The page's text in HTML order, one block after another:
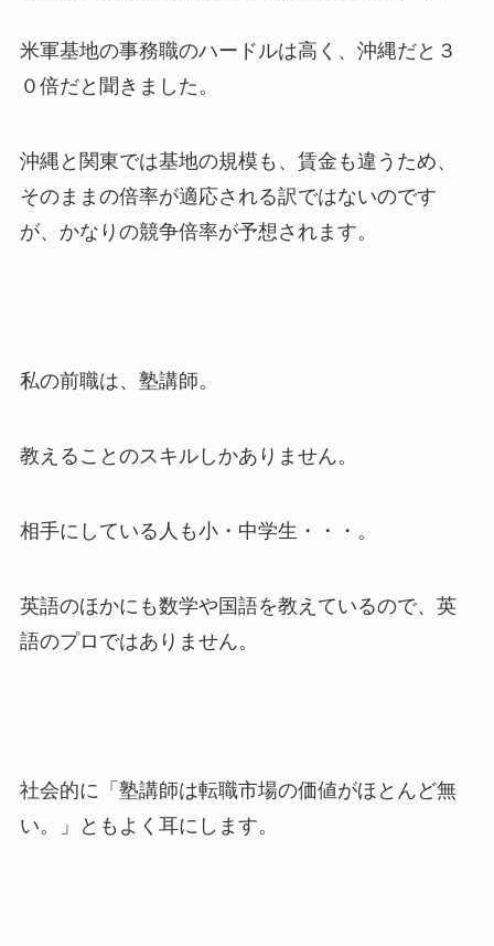
米軍基地の事務職のハードルは高く、沖縄だと３
０倍だと聞きました。
沖縄と関東では基地の規模も、賃金も違うため、
そのままの倍率が適応される訳ではないのです
が、かなりの競争倍率が予想されます。
私の前職は、塾講師。
教えることのスキルしかありません。
相手にしている人も小・中学生・・・。
英語のほかにも数学や国語を教えているので、英
語のプロではありません。
社会的に「塾講師は転職市場の価値がほとんど無
い。」ともよく耳にします。